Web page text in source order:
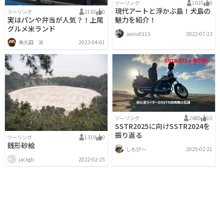
ツーリング 2165 0
実はパンや弁当が人気？！上尾
グルメ米ランド
美久田 渓 2023-04-01
ツーリング 1635 0
現代アートと浮かぶ島！犬島の
魅力を紹介！
aoinu0115 2022-07-23
ツーリング 1319 0
銭形砂絵
jackgb 2022-02-25
ツーリング 2680 10
SSTR2025に向けSSTR2024を
振り返る
しもぴ〜 2025-02-21